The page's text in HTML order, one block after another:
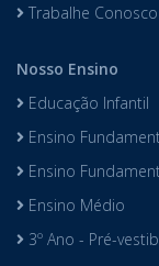
Trabalhe Conosco
Nosso Ensino
Educação Infantil
Ensino
Ensino
Ensino Médio
3º Ano - Pré-